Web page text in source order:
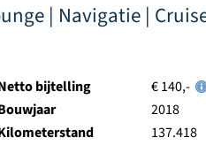
| Navigatie |
bijtelling
€ 140,-
2018
137.418